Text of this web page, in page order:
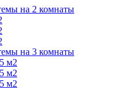
на 2 комнаты
на 3 комнаты
м2
м2
м2